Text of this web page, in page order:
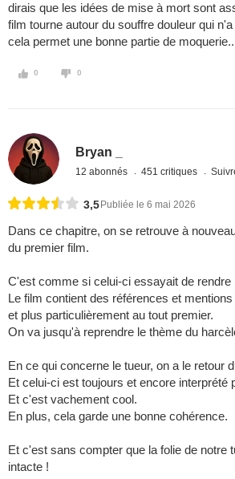
dirais que les idées de mise à mort sont
film tourne autour du souffre douleur qui
cela permet une bonne partie de
0 0
Bryan _
12 abonnés 451 critiques
3,5 Publiée le 6 mai 2026
Dans ce chapitre, on se retrouve à
du premier film.
C'est comme si celui-ci essayait de rendre
Le film contient des références et
et plus particulièrement au tout premier.
On va jusqu'à reprendre le thème du
En ce qui concerne le tueur, on a le retour
Et celui-ci est toujours et encore interprété
Et c'est vachement cool.
En plus, cela garde une bonne cohérence.
Et c'est sans compter que la folie de notre
intacte !